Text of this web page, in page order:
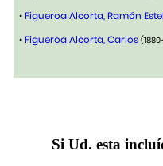
•Figueroa Alcorta, Ramón
•Figueroa Alcorta, Carlos
Si Ud. esta